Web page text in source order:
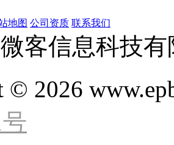
地图 公司资质 联系我们
客信息科技
© 2026